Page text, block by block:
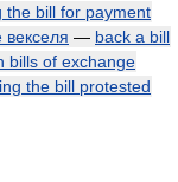
the bill for payment
векселя — back a bill
bills of exchange
the bill protested